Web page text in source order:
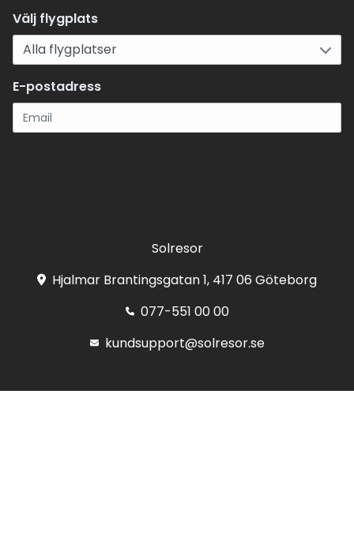
Välj flygplats
E-postadress
Solresor
Hjalmar Brantingsgatan 1, 417 06 Göteborg
077-551 00 00
kundsupport@solresor.se